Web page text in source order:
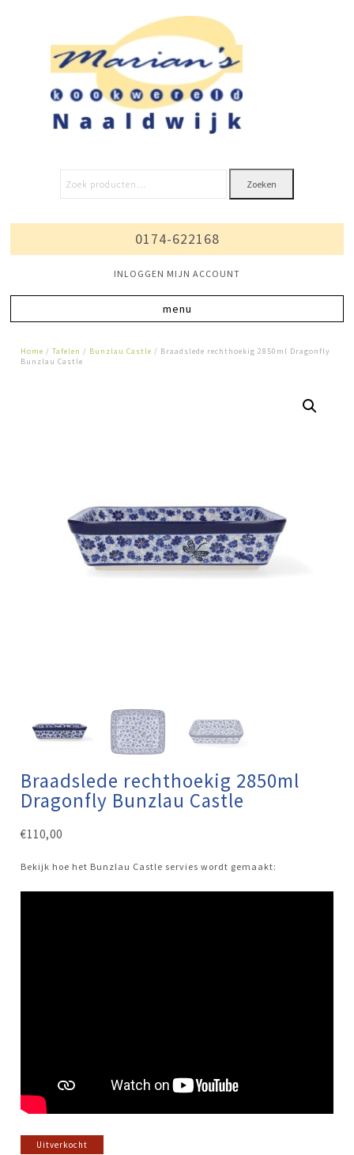
Zoeken
0174-622168
INLOGGEN MIJN ACCOUNT
Home /Tafelen / Bunzlau Castle / Braadslede rechthoekig 2850ml Dragonfly
Bunzlau Castle
Braadslede rechthoekig 2850ml
Dragonfly Bunzlau Castle
€110,00
Bekijk hoe het Bunzlau Castle servies wordt gemaakt:
Uitverkocht